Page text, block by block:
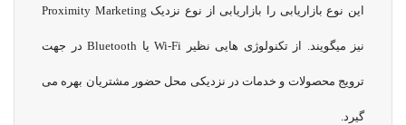
این نوع بازاریابی را بازاریابی از نوع نزدیک Proximity Marketing
نیز میگویند. از تکنولوژی هایی نظیر Wi-Fi یا Bluetooth در جهت
ترویج محصولات و خدمات در نزدیکی محل حضور مشتریان بهره می
گیرد.